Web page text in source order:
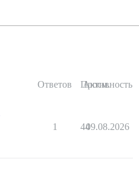
Ответов Просм.
Активность
1 4409.08.2026